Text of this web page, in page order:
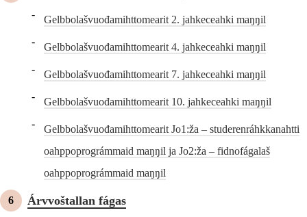
Gelbbolašvuođamihttomearit 2. jahkeceahki maŋŋil
Gelbbolašvuođamihttomearit 4. jahkeceahki maŋŋil
Gelbbolašvuođamihttomearit 7. jahkeceahki maŋŋil
Gelbbolašvuođamihttomearit 10. jahkeceahki maŋŋil
Gelbbolašvuođamihttomearit Jo1:ža – studerenráhkkanahtti
oahppoprográmmaid maŋŋil ja Jo2:ža – fidnofágalaš
oahppoprográmmaid maŋŋil
Árvvoštallan fágas